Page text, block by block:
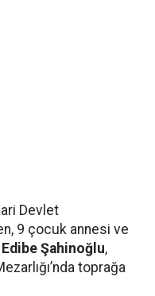
Devlet
9 çocuk annesi ve
Edibe Şahinoğlu,
toprağa